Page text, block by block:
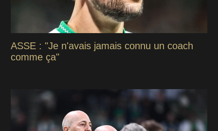
ASSE : "Je n'avais jamais connu un coach
comme ça"